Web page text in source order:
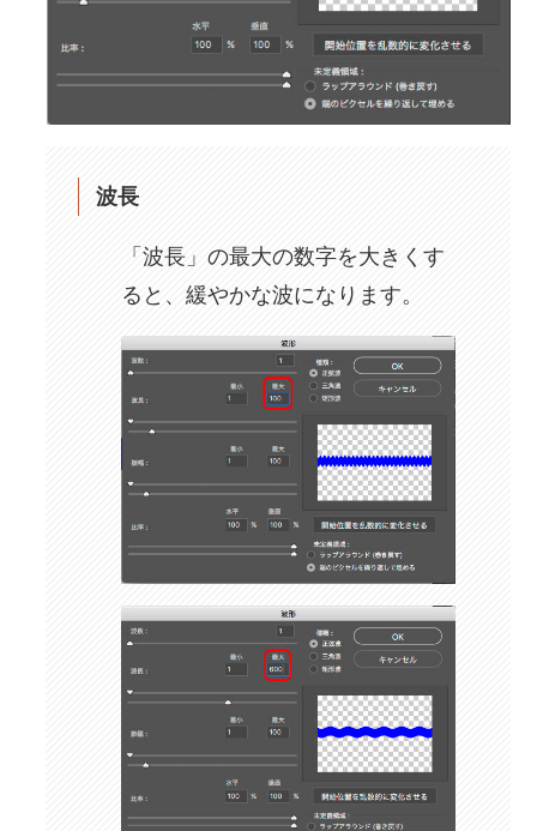
波長
「波長」の最大の数字を大きくす
ると、緩やかな波になります。